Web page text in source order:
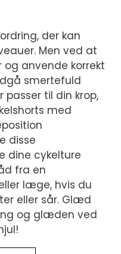
der kan
Men ved at
og anvende korrekt
smertefuld
til din krop,
med
disse
dine cykelture
fra en
læge, hvis du
eller sår. Glæd
og glæden ved